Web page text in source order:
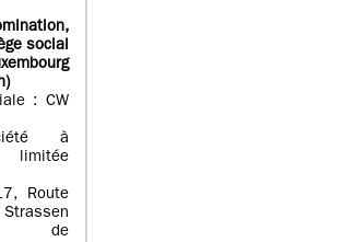
,
social
)
: CW
à
limitée
Route
de